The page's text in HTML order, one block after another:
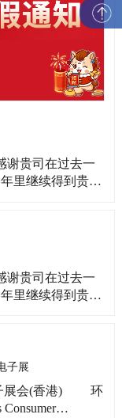
里继续得到贵司
，现将我司放假
谢贵司在过去一
里继续得到贵司
将我司放假相关
子展
会(香港) 环